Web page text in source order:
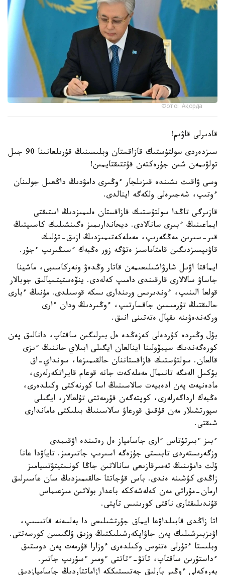
Фото: Ақорда
قادىرلى قاۋىم!
سىزدەردى سولتۇستىك قازاقستان وبلىسىنىڭ قۇرىلعانىنا 90 جىل
تولۋىمەن شىن جۇرەكتەن قۇتتىقتايمىن!
وسى ۋاقىت ىشىندە قىزىلجار ءوڭىرى دامۋدىڭ داڭعىل جولىنان
ءوتىپ، شەجىرەلى ولكەگە اينالدى.
قازىرگى تاڭدا سولتۇستىك قازاقستان ەلىمىزدىڭ استىقتى
ايماعىنىڭ ءبىرى سانالادى. ديحاندارىمىز ەگىنشىلىك كاسىپتىڭ
قىر-سىرىن مەڭگەرىپ، مەملەكەتىمىزدىڭ ازىق-تۇلىك
قاۋىپسىزدىگىن قامتاماسىز ەتۋگە زور ەڭبەك ءسىڭىرىپ ءجۇر.
ايماقتا اۋىل شارۋاشىلىعىمەن قاتار وڭدەۋ ونەركاسىبى، ماشينا
جاساۋ سالالارى قارقىندى دامىپ كەلەدى. ينۆەستيتسيالىق جوبالار
قولعا الىنىپ، ءوندىرىس ورىندارى ىسكە قوسىلدى. مۇنىڭ ءبارى
حالىقتىڭ تۇرمىسىن جاقسارتىپ، ءوڭىردىڭ ودان ءارى
وركەندەۋىنە ىقپال ەتەتىنى انىق.
بۇل وڭىردە كۇردەلى كەزەڭدە ەل بىرلىگىن ساقتاپ، دانالىق پەن
كورەگەندىك سيمۆولىنا اينالعان ايگىلى ابىلاي حاننىڭ ءىزى
قالعان. سولتۇستىك قازاقستاننان حالقىمىزعا، سونداي-اق
بۇكىل الەمگە تانىمال مەملەكەت جانە قوعام قايراتكەرلەرى،
مادەنيەت پەن ادەبيەت سالاسىنىڭ اسا كورنەكتى وكىلدەرى،
ەڭبەك ارداگەرلەرى، كوپتەگەن قۇرمەتتى تۇلعالار، ايگىلى
سپورتشىلار مەن قۇقىق قورعاۋ سالاسىنىڭ بىلىكتى ماماندارى
شىقتى.
ءبىز ءبىرتۇتاس ءارى جاسامپاز ەل رەتىندە اۋقىمدى
وزگەرىستەردى تابىستى جۇزەگە اسىرىپ جاتىرمىز. تاياۋدا عانا
ۇلت دامۋىنىڭ تەمىرقازىعى سانالاتىن جاڭا كونستيتۋتسيامىز
زاڭدى كۇشىنە ەندى. باس قۇجاتتا حالقىمىزدىڭ سان عاسىرلىق
ارمان-مۇراتى مەن كەلەشەككە باعدار بولاتىن مىزعىماس
قۇندىلىقتارى ناقتى كورىنىس تاپتى.
اتا زاڭدى قابىلداۋعا ايماق جۇرتشىلىعى دا بەلسەنە قاتىسىپ،
اۋىزبىرشىلىك پەن جاۋاپكەرشىلىكتىڭ وزىق ۇلگىسىن كورسەتتى.
وبلىستا ءتۇرلى ەتنوس وكىلدەرى ءوزارا قۇرمەت پەن دوستىق
ءداستۇرىن ساقتاپ، تاتۋ-ءتاتتى ءومىر ءسۇرىپ جاتىر.